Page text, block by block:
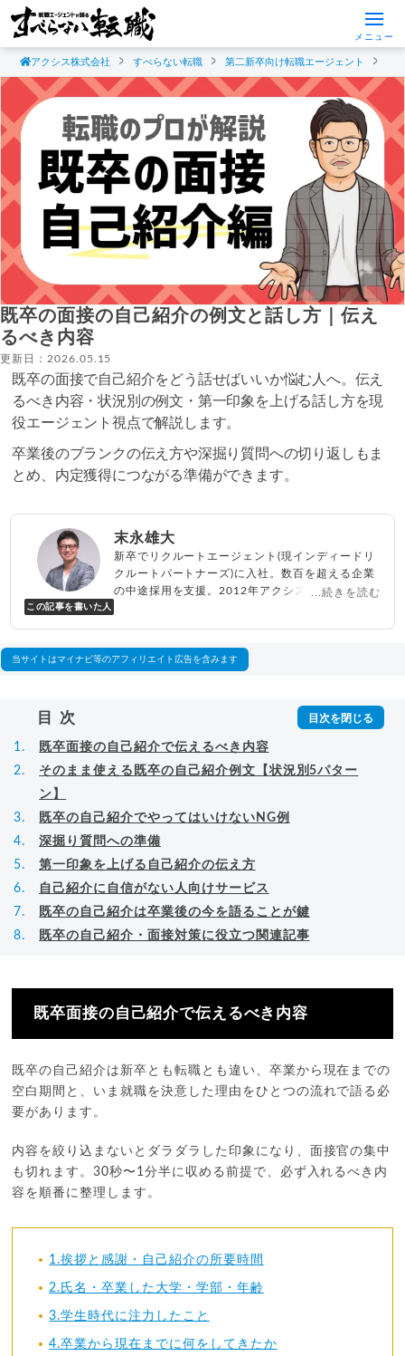
メニュー
アクシス株式会社 すべらない転職 第二新卒向け転職エージェント
既卒の面接の自己紹介の例文と話し方｜伝え
るべき内容
更新日：2026.05.15
既卒の面接で自己紹介をどう話せばいいか悩む人へ。伝え
るべき内容・状況別の例文・第一印象を上げる話し方を現
役エージェント視点で解説します。
卒業後のブランクの伝え方や深掘り質問への切り返しもま
とめ、内定獲得につながる準備ができます。
この記事を書いた人
末永雄大
新卒でリクルートエージェント(現インディードリ
クルートパートナーズ)に入社。数百を超える企業
の中途採用を支援。2012年アクシス(株)設立、代
べらない転職エージェント
...続きを読む
当サイトはマイナビ等のアフィリエイト広告を含みます
目次
既卒面接の自己紹介で伝えるべき内容
そのまま使える既卒の自己紹介例文【状況別5パター
ン】
既卒の自己紹介でやってはいけないNG例
深掘り質問への準備
第一印象を上げる自己紹介の伝え方
自己紹介に自信がない人向けサービス
既卒の自己紹介は卒業後の今を語ることが鍵
既卒の自己紹介・面接対策に役立つ関連記事
既卒面接の自己紹介で伝えるべき内容
既卒の自己紹介は新卒とも転職とも違い、卒業から現在までの
空白期間と、いま就職を決意した理由をひとつの流れで語る必
要があります。
内容を絞り込まないとダラダラした印象になり、面接官の集中
も切れます。30秒〜1分半に収める前提で、必ず入れるべき内
容を順番に整理します。
1.挨拶と感謝・自己紹介の所要時間
2.氏名・卒業した大学・学部・年齢
3.学生時代に注力したこと
4.卒業から現在までに何をしてきたか